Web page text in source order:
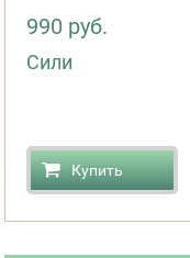
990 руб.
Сили
Купить